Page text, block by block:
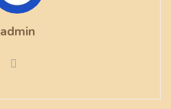
admin